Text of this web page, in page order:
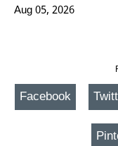
Aug 05, 2026
Facebook